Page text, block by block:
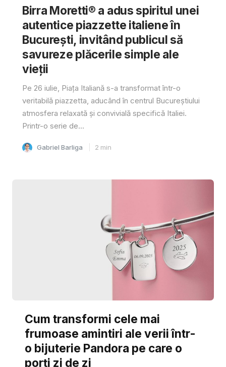
Birra Moretti® a adus spiritul unei
autentice piazzette italiene în
București, invitând publicul să
savureze plăcerile simple ale
vieții
Pe 26 iulie, Piața Italiană s-a transformat într-o
veritabilă piazzetta, aducând în centrul Bucureștiului
atmosfera relaxată și convivială specifică Italiei.
Printr-o serie de...
Gabriel Barliga 2 min
Cum transformi cele mai
frumoase amintiri ale verii într-
o bijuterie Pandora pe care o
porți zi de zi